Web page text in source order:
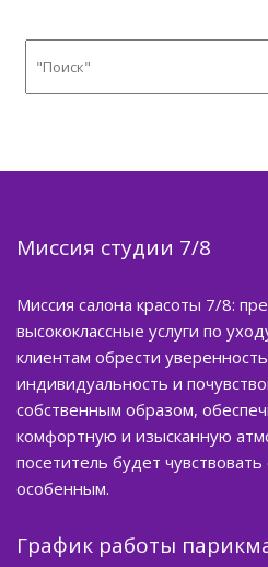
Миссия студии 7/8
Миссия салона красоты 7/8:
высококлассные услуги по
клиентам обрести
индивидуальность и
собственным образом,
комфортную и изысканную
посетитель будет
особенным.
График работы